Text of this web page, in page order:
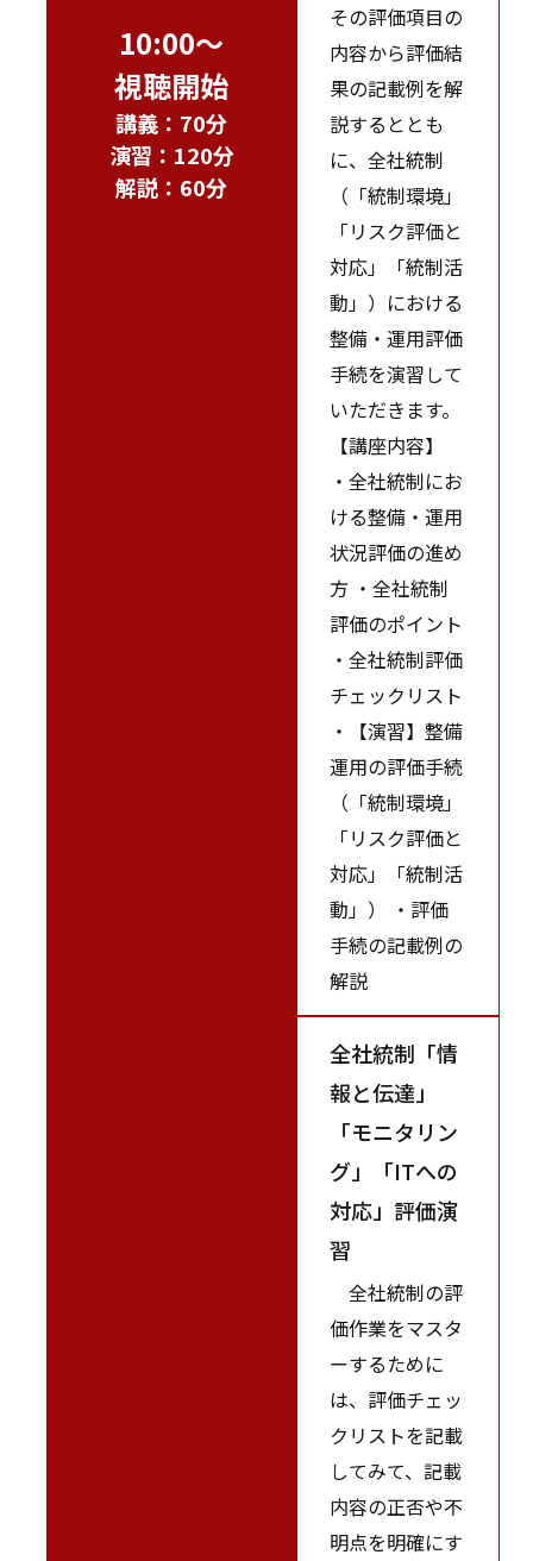
10:00～
視聴開始
講義：70分
演習：120分
解説：60分
その評価項目の
内容から評価結
果の記載例を解
説するととも
に、全社統制
（「統制環境」
「リスク評価と
対応」「統制活
動」）における
整備・運用評価
手続を演習して
いただきます。
【講座内容】
・全社統制にお
ける整備・運用
状況評価の進め
方 ・全社統制
評価のポイント
・全社統制評価
チェックリスト
・【演習】整備
運用の評価手続
（「統制環境」
「リスク評価と
対応」「統制活
動」） ・評価
手続の記載例の
解説
全社統制「情
報と伝達」
「モニタリン
グ」「ITへの
対応」評価演
習
全社統制の評
価作業をマスタ
ーするために
は、評価チェッ
クリストを記載
してみて、記載
内容の正否や不
明点を明確にす